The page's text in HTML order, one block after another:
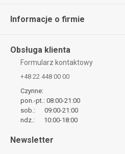
Informacje o firmie
Obsługa klienta
Formularz kontaktowy
+48 22 448 00 00
Czynne:
pon.-pt.: 08:00-21:00
sob.: 09:00-21:00
ndz.: 10:00-18:00
Newsletter